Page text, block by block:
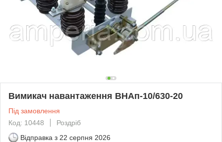
Вимикач навантаження ВНАп-10/630-20
Під замовлення
Код: 10448
Роздріб
Відправка з 22 серпня 2026